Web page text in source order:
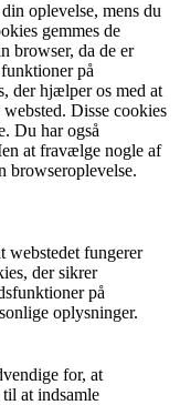
oplevelse, mens du
gemmes de
browser, da de er
på
der hjælper os med at
Disse cookies
Du har også
at fravælge nogle af
browseroplevelse.
webstedet fungerer
der sikrer
på
oplysninger.
for, at
at indsamle